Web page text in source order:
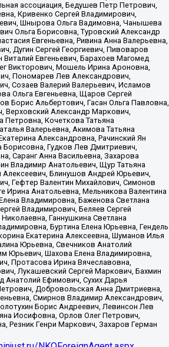
ассоциация, Бедушев Петр Петрович,
Кривенко Сергей Владимирович,
Шнырова Ольга Вадимовна, Чанышева
Ольга Борисовна, Туровский Александр
Евгеньевна, Ривина Анна Валерьевна,
Дугин Сергей Георгиевич, Пивоваров
Евгеньевич, Барахоев Магомед
Викторович, Мошель Ирина Ароновна,
Пономарев Лев Александрович,
Созаев Валерий Валерьевич, Исламов
Ольга Евгеньевна, Щаров Сергей
Борис Альбертович, Гасан Ольга Павловна,
Верховский Александр Маркович,
Кочеткова Татьяна
Валерьевна, Акимова Татьяна
Александровна, Рачинский Ян
Борисовна, Гудков Лев Дмитриевич,
Саранг Анна Васильевна, Захарова
Владимир Анатольевич, Щур Татьяна
Блинушов Андрей Юрьевич,
Гефтер Валентин Михайлович, Симонов
Ирина Анатольевна, Мельникова Валентина
Владимировна, Баженова Светлана
Владимирович, Беляев Сергей
Ганнушкина Светлана
Буртина Елена Юрьевна, Гендель
Екатерина Алексеевна, Шуманов Илья
Юрьевна, Свечников Анатолий
Юрьевич, Шахова Елена Владимировна,
Протасова Ирина Вячеславовна,
Лукашевский Сергей Маркович, Бахмин
Анатолий Ефимович, Сухих Дарья
Добровольская Анна Дмитриевна,
Смирнов Владимир Александрович,
Борис Андреевич, Левинсон Лев
Иосифовна, Орлов Олег Петрович,
Резник Генри Маркович, Захаров Герман